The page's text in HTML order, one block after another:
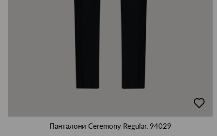
в
Панталони Ceremony Regular, 94029